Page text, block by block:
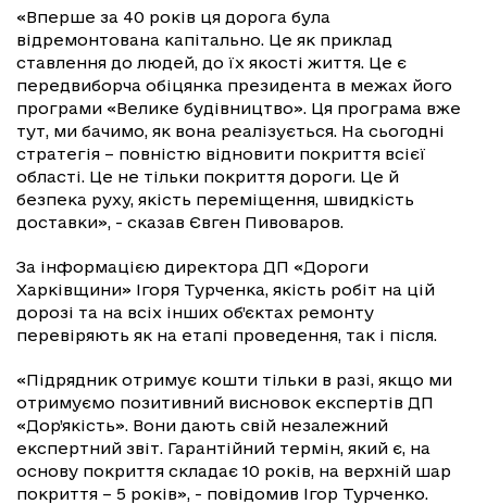
«Вперше за 40 років ця дорога була
відремонтована капітально. Це як приклад
ставлення до людей, до їх якості життя. Це є
передвиборча обіцянка президента в межах його
програми «Велике будівництво». Ця програма вже
тут, ми бачимо, як вона реалізується. На сьогодні
стратегія – повністю відновити покриття всієї
області. Це не тільки покриття дороги. Це й
безпека руху, якість переміщення, швидкість
доставки», - сказав Євген Пивоваров.
За інформацією директора ДП «Дороги
Харківщини» Ігоря Турченка, якість робіт на цій
дорозі та на всіх інших об’єктах ремонту
перевіряють як на етапі проведення, так і після.
«Підрядник отримує кошти тільки в разі, якщо ми
отримуємо позитивний висновок експертів ДП
«Дор’якість». Вони дають свій незалежний
експертний звіт. Гарантійний термін, який є, на
основу покриття складає 10 років, на верхній шар
покриття – 5 років», - повідомив Ігор Турченко.